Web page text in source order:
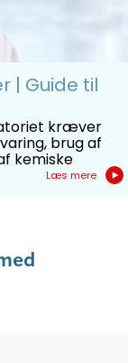
| Guide til
kræver
brug af
kemiske
Læs mere